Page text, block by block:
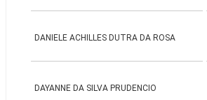
DANIELE ACHILLES DUTRA DA ROSA
DAYANNE DA SILVA PRUDENCIO